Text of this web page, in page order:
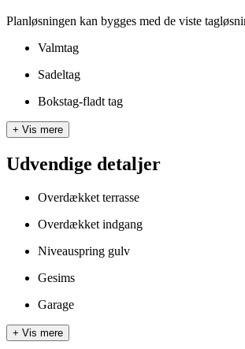
Planløsningen kan bygges med de viste
Valmtag
Sadeltag
Bokstag-fladt tag
+ Vis mere
Udvendige detaljer
Overdækket terrasse
Overdækket indgang
Niveauspring gulv
Gesims
Garage
+ Vis mere